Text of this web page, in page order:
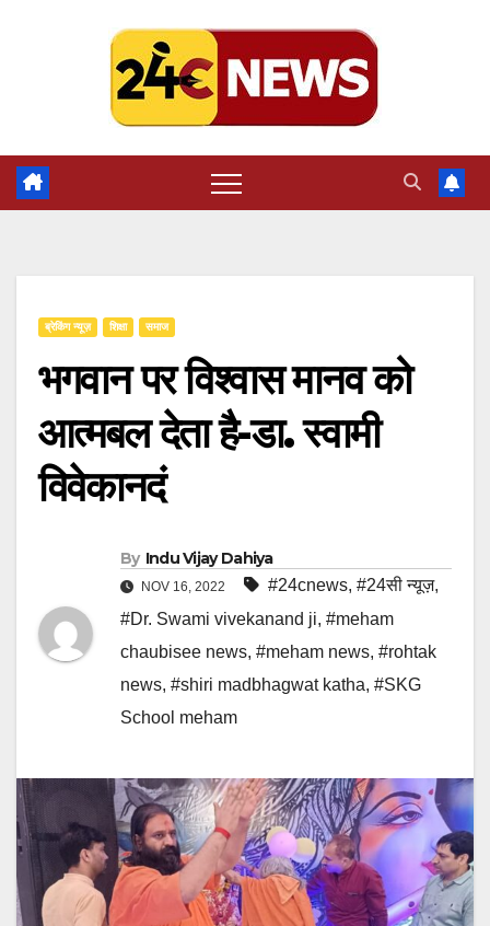
ब्रेकिंग न्यूज़ शिक्षा समाज
भगवान पर विश्वास मानव को
आत्मबल देता है-डा. स्वामी
विवेकानदं
By Indu Vijay Dahiya
NOV 16, 2022 #24cnews, #24सी न्यूज़,
#Dr. Swami vivekanand ji, #meham
chaubisee news, #meham news, #rohtak
news, #shiri madbhagwat katha, #SKG
School meham